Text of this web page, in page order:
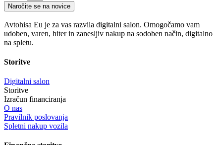
Naročite se na novice
Avtohisa Eu je za vas razvila digitalni salon. Omogočamo vam
udoben, varen, hiter in zanesljiv nakup na sodoben način, digitalno
na spletu.
Storitve
Digitalni salon
Storitve
Izračun financiranja
O nas
Pravilnik poslovanja
Spletni nakup vozila